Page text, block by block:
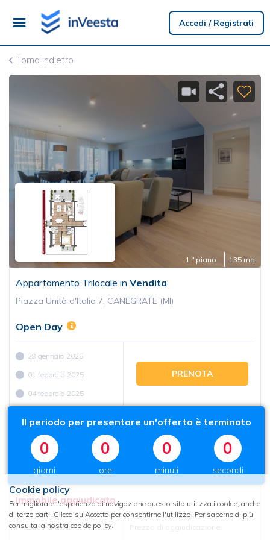
Cookie policy
Per migliorare l'esperienza di navigazione questo sito utilizza i cookie, anche
di terze parti. Clicca su Accetta per consentirne l'utilizzo. Per saperne di più
consulta la nostra cookie policy.
Accedi / Registrati
Torna indietro
1 ° piano 135 mq
Appartamento Trilocale in Vendita
Piazza Unità d'Italia 7, CANEGRATE (MI)
Open Day
28 gennaio 2025
01 febbraio 2025
04 febbraio 2025
PRENOTA
Il periodo per presentare un'offerta è terminato
0
giorni
0
ore
0
minuti
0
secondi
Immobile aggiudicato
Prezzo richiesto